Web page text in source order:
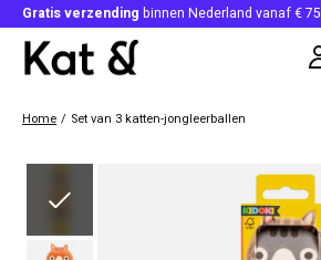
Gratis verzending binnen Nederland vanaf € 75
Home / Set van 3 katten-jongleerballen